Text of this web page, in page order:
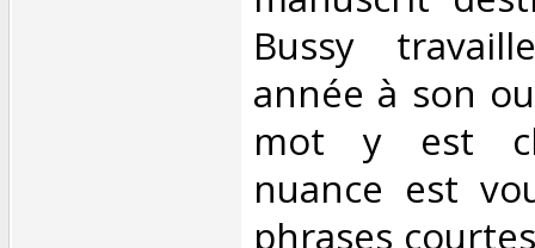
Bussy
année à son
mot y est
nuance est
phrases